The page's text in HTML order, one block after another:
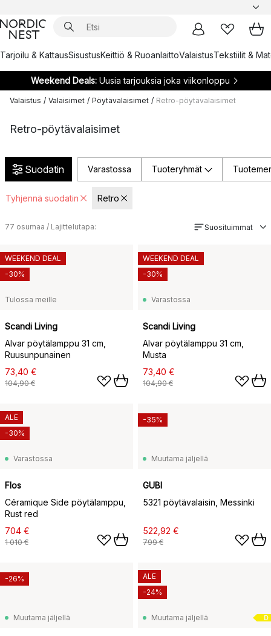
Tarjoilu & KattausSisustusKeittiö & RuoanlaittoValaistusTekstiilit &
Weekend Deals:Uusia tarjouksia joka viikonloppu
Valaistus / Valaisimet / Pöytävalaisimet / Retro-pöytävalaisimet
Retro-pöytävalaisimet
Suodatin Varastossa Tuoteryhmät
Tyhjennä suodatin Retro
77 osumaa / Lajittelutapa: Suosituimmat
Tulossa meille
Scandi Living
Alvar pöytälamppu 31 cm,
Ruusunpunainen
73,40 €
104,90 €
WEEKEND DEAL
-30%
Varastossa
Scandi Living
Alvar pöytälamppu 31 cm,
Musta
73,40 €
104,90 €
WEEKEND DEAL
-30%
Varastossa
Flos
Céramique Side pöytälamppu,
Rust red
704 €
1 010 €
ALE
-30%
Muutama jäljellä
GUBI
5321 pöytävalaisin, Messinki
522,92 €
799 €
-35%
Muutama jäljellä
-26%
D
Muutama jäljellä
ALE
-24%